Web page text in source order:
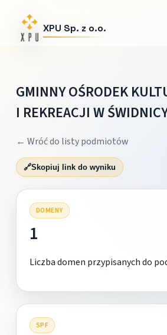
XPU Sp. z o.o.
GMINNY OŚRODEK
I REKREACJI W
← Wróć do listy podmiotów
🔗Skopiuj link do wyniku
DOMENY
1
Liczba domen przypisanych do
SPF